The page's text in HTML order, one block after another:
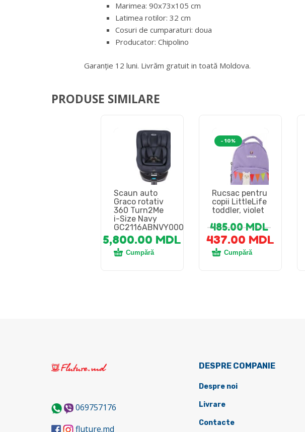
Marimea: 90x73x105 cm
Latimea rotilor: 32 cm
Cosuri de cumparaturi: doua
Producator: Chipolino
Garanție 12 luni. Livrăm gratuit in toată Moldova.
PRODUSE SIMILARE
Scaun auto
Graco rotativ
360 Turn2Me
i-Size Navy
GC2116ABNVY000
5,800.00 MDL
Cumpără
-10%
Rucsac pentru
copii LittleLife
toddler, violet
485.00MDL
437.00 MDL
Cumpără
069757176
fluture.md
DESPRE COMPANIE
Despre noi
Livrare
Contacte